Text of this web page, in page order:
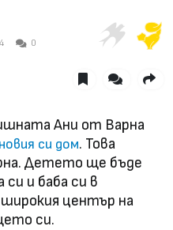
0
Ани от Варна
си дом. Това
Детето ще бъде
си и баба си в
център на
си.